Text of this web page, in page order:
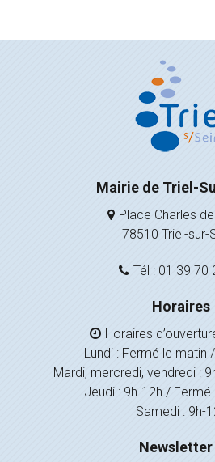
Mairie de Triel-
Place Charles
78510 Triel-sur-
Tél : 01 39 70
Horaires
Horaires
Lundi : Fermé le matin
Mardi, mercredi, vendredi :
Jeudi : 9h-12h / Fermé
Samedi : 9h-
Newsletter